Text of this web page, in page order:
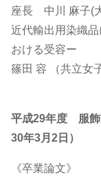
座長 中川 麻子(
近代輸出用染織
おける受容ー
篠田 容 （共立女
平成29年度 服飾
30年3月2日）
《卒業論文》